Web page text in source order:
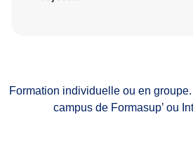
Formation individuelle ou en
campus de Formasup’ ou